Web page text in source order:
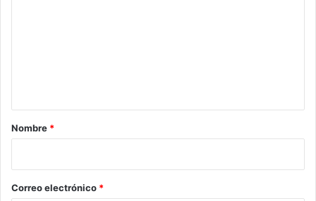
r
*
Nombre *
Correo electrónico *